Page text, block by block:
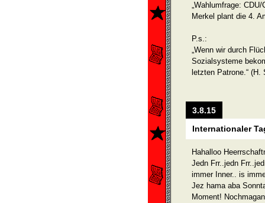
„Wahlumfrage:
Merkel plant die 4.
P.s.:
„Wenn wir durch
Sozialsysteme
letzten Patrone.“ (H.
3.8.15
Internationaler
Hahalloo
Jedn Frr..jedn
immer Inner.. is
Jez hama aba
Moment!